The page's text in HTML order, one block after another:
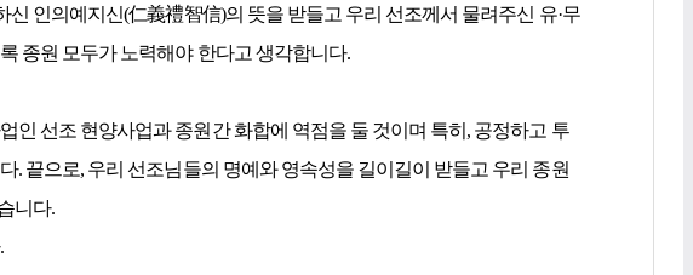
인의예지신(仁義禮智信)의 뜻을 받들고 우리 선조께서 물려주신 유·무
종원 모두가 노력해야 한다고 생각합니다.
인 선조 현양사업과 종원간 화합에 역점을 둘 것이며 특히, 공정하고 투
. 끝으로, 우리 선조님들의 명예와 영속성을 길이길이 받들고 우리 종원
니다.